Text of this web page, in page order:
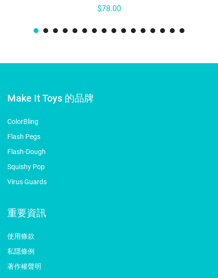
$78.00
Make It Toys 的品牌
ColorBling
Flash Pegs
Flash-Dough
Squishy Pop
Virus Guards
重要資訊
使用條款
私隱條例
著作權聲明